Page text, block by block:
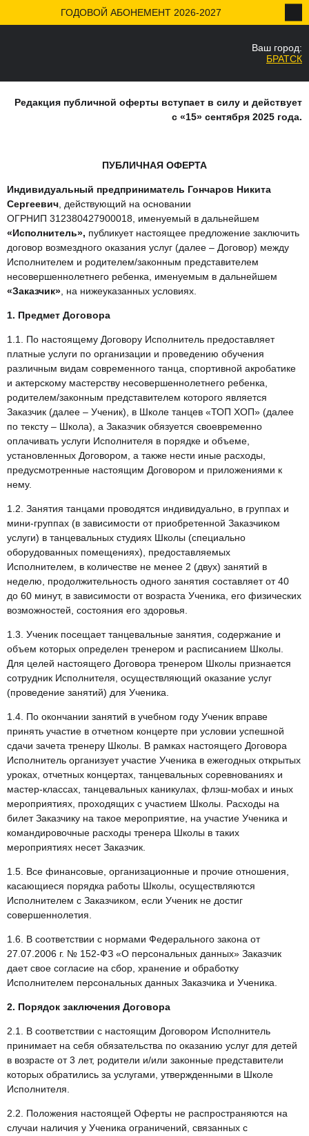
ГОДОВОЙ АБОНЕМЕНТ 2026-2027
Ваш город:
БРАТСК
ПУБЛИЧНАЯ ОФЕРТА
Редакция публичной оферты вступает в силу и действует
с «15» сентября 2025 года.
ПУБЛИЧНАЯ ОФЕРТА
Индивидуальный предприниматель Гончаров Никита
Сергеевич , действующий на основании
ОГРНИП 312380427900018, именуемый в дальнейшем
«Исполнитель», публикует настоящее предложение заключить
договор возмездного оказания услуг (далее – Договор) между
Исполнителем и родителем/законным представителем
несовершеннолетнего ребенка, именуемым в дальнейшем
«Заказчик» , на нижеуказанных условиях.
1. Предмет Договора
1.1. По настоящему Договору Исполнитель предоставляет
платные услуги по организации и проведению обучения
различным видам современного танца, спортивной акробатике
и актерскому мастерству несовершеннолетнего ребенка,
родителем/законным представителем которого является
Заказчик (далее – Ученик), в Школе танцев «ТОП ХОП» (далее
по тексту – Школа), а Заказчик обязуется своевременно
оплачивать услуги Исполнителя в порядке и объеме,
установленных Договором, а также нести иные расходы,
предусмотренные настоящим Договором и приложениями к
нему.
1.2. Занятия танцами проводятся индивидуально, в группах и
мини-группах (в зависимости от приобретенной Заказчиком
услуги) в танцевальных студиях Школы (специально
оборудованных помещениях), предоставляемых
Исполнителем, в количестве не менее 2 (двух) занятий в
неделю, продолжительность одного занятия составляет от 40
до 60 минут, в зависимости от возраста Ученика, его физических
возможностей, состояния его здоровья.
1.3. Ученик посещает танцевальные занятия, содержание и
объем которых определен тренером и расписанием Школы.
Для целей настоящего Договора тренером Школы признается
сотрудник Исполнителя, осуществляющий оказание услуг
(проведение занятий) для Ученика.
1.4. По окончании занятий в учебном году Ученик вправе
принять участие в отчетном концерте при условии успешной
сдачи зачета тренеру Школы. В рамках настоящего Договора
Исполнитель организует участие Ученика в ежегодных открытых
уроках, отчетных концертах, танцевальных соревнованиях и
мастер-классах, танцевальных каникулах, флэш-мобах и иных
мероприятиях, проходящих с участием Школы. Расходы на
билет Заказчику на такое мероприятие, на участие Ученика и
командировочные расходы тренера Школы в таких
мероприятиях несет Заказчик.
1.5. Все финансовые, организационные и прочие отношения,
касающиеся порядка работы Школы, осуществляются
Исполнителем с Заказчиком, если Ученик не достиг
совершеннолетия.
1.6. В соответствии с нормами Федерального закона от
27.07.2006 г. № 152-ФЗ «О персональных данных» Заказчик
дает свое согласие на сбор, хранение и обработку
Исполнителем персональных данных Заказчика и Ученика.
2. Порядок заключения Договора
2.1. В соответствии с настоящим Договором Исполнитель
принимает на себя обязательства по оказанию услуг для детей
в возрасте от 3 лет, родители и/или законные представители
которых обратились за услугами, утвержденными в Школе
Исполнителя.
2.2. Положения настоящей Оферты не распространяются на
случаи наличия у Ученика ограничений, связанных с